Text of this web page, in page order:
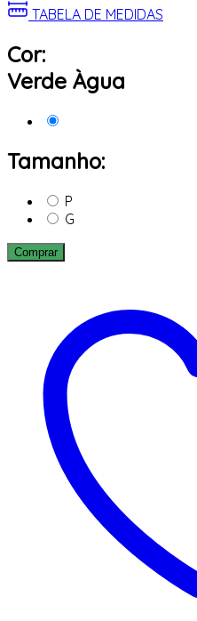
TABELA DE MEDIDAS
Cor:
Verde Àgua
Tamanho:
P
G
Comprar